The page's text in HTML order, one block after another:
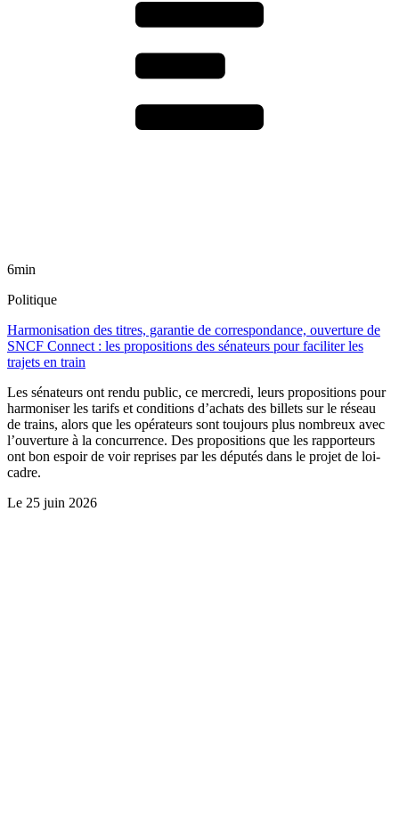
6min
Politique
Harmonisation des titres, garantie de correspondance, ouverture de
SNCF Connect : les propositions des sénateurs pour faciliter les
trajets en train
Les sénateurs ont rendu public, ce mercredi, leurs propositions pour
harmoniser les tarifs et conditions d’achats des billets sur le réseau
de trains, alors que les opérateurs sont toujours plus nombreux avec
l’ouverture à la concurrence. Des propositions que les rapporteurs
ont bon espoir de voir reprises par les députés dans le projet de loi-
cadre.
Le 25 juin 2026